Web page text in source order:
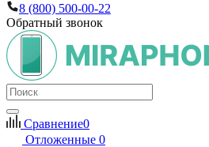
8 (800) 500-00-22
Обратный звонок
Сравнение0
Отложенные 0